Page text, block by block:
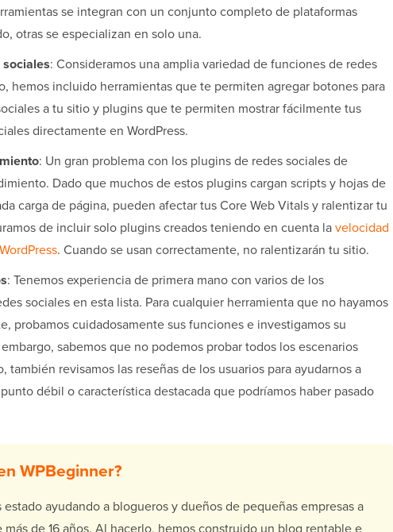
se integran con un conjunto completo de plataformas
otras se especializan en solo una.
: Consideramos una amplia variedad de funciones de redes
hemos incluido herramientas que te permiten agregar botones para
a tu sitio y plugins que te permiten mostrar fácilmente tus
directamente en WordPress.
: Un gran problema con los plugins de redes sociales de
Dado que muchos de estos plugins cargan scripts y hojas de
carga de página, pueden afectar tus Core Web Vitals y ralentizar tu
de incluir solo plugins creados teniendo en cuenta lavelocidad
. Cuando se usan correctamente, no ralentizarán tu sitio.
: Tenemos experiencia de primera mano con varios de los
sociales en esta lista. Para cualquier herramienta que no hayamos
probamos cuidadosamente sus funciones e investigamos su
sabemos que no podemos probar todos los escenarios
también revisamos las reseñas de los usuarios para ayudarnos a
débil o característica destacada que podríamos haber pasado
WPBeginner?
estado ayudando a blogueros y dueños de pequeñas empresas a